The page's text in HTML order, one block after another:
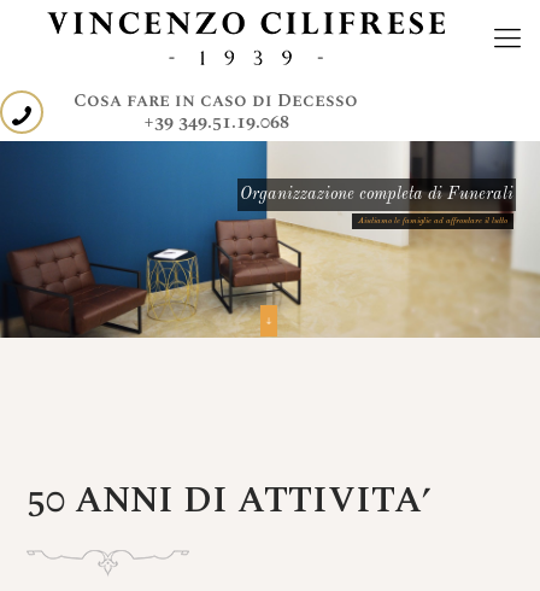
Cosa fare in caso di Decesso
+39 349.51.19.068
Organizzazione completa di Funerali
Aiutiamo le famiglie ad affrontare il lutto
50 ANNI DI ATTIVITA’